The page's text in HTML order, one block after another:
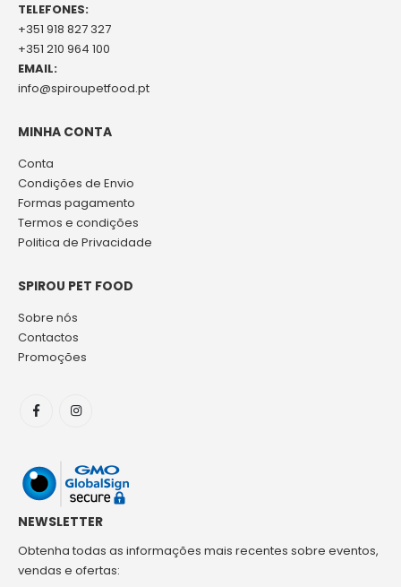
TELEFONES:
+351 918 827 327
+351 210 964 100
EMAIL:
info@spiroupetfood.pt
MINHA CONTA
Conta
Condições de Envio
Formas pagamento
Termos e condições
Politica de Privacidade
SPIROU PET FOOD
Sobre nós
Contactos
Promoções
NEWSLETTER
Obtenha todas as informações mais recentes sobre eventos,
vendas e ofertas: